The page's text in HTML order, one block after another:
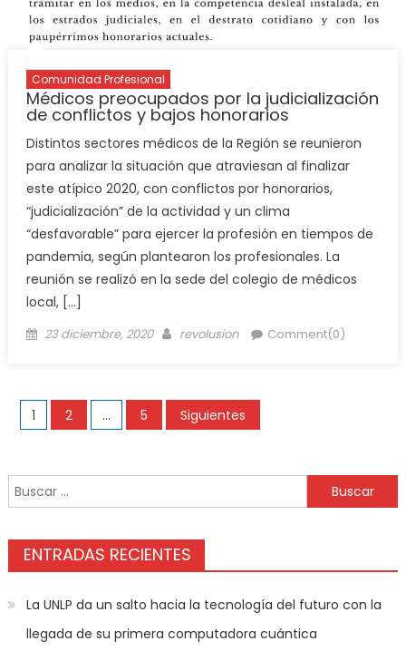
Comunidad Profesional
Médicos preocupados por la judicialización
de conflictos y bajos honorarios
Distintos sectores médicos de la Región se reunieron
para analizar la situación que atraviesan al finalizar
este atípico 2020, con conflictos por honorarios,
“judicialización” de la actividad y un clima
“desfavorable” para ejercer la profesión en tiempos de
pandemia, según plantearon los profesionales. La
reunión se realizó en la sede del colegio de médicos
local, […]
23 diciembre, 2020 revolusion Comment(0)
1 2 … 5 Siguientes
ENTRADAS RECIENTES
La UNLP da un salto hacia la tecnología del futuro con la
llegada de su primera computadora cuántica